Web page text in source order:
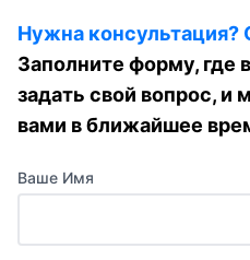
Нужна консультация?
Заполните форму,
задать свой вопрос, и
вами в ближайшее
Ваше Имя